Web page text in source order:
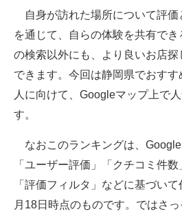
ITの今と未来を見通す
スマホと通信の最新トレンド
進化するPCとデバイスの未来
ビジネスと働き方のヒント
企業ITのトレンドを詳説
自身が訪れた場所について評価
を通じて、自らの体験を共有で
の検索以外にも、より良いお店探
できます。今回は静岡県でおす
人に向けて、Googleマップ上で
す。
なおこのランキングは、
「ユーザー評価」「クチコミ件数
「評価フィルタ」などに基づい
月18日時点のものです。ではさ